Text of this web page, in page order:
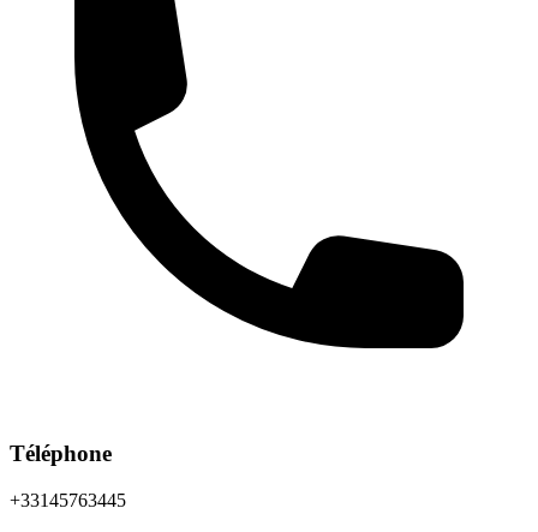
Téléphone
+33145763445